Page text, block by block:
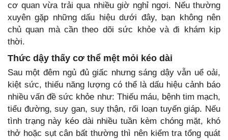
cơ quan vừa trải qua nhiều giờ nghỉ ngơi. Nếu thường
xuyên gặp những dấu hiệu dưới đây, bạn không nên
chủ quan mà cần theo dõi sức khỏe và đi khám kịp
thời.
Thức dậy thấy cơ thể mệt mỏi kéo dài
Sau một đêm ngủ đủ giấc nhưng sáng dậy vẫn uể oải,
kiệt sức, thiếu năng lượng có thể là dấu hiệu cảnh báo
nhiều vấn đề sức khỏe như: Thiếu máu, bệnh tim mạch,
tiểu đường, suy gan, suy thận, rối loạn tuyến giáp. Nếu
tình trạng này kéo dài nhiều tuần kèm chóng mặt, khó
thở hoặc sụt cân bất thường thì nên kiểm tra tổng quát